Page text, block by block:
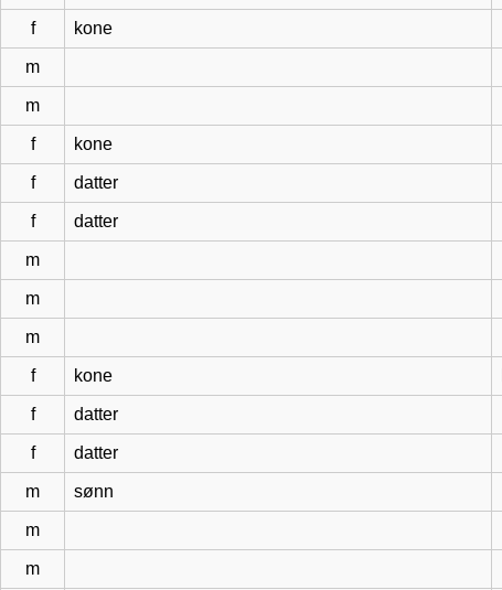
f kone
m
m
f kone
f datter
f datter
m
m
m
f kone
f datter
f datter
m sønn
m
m